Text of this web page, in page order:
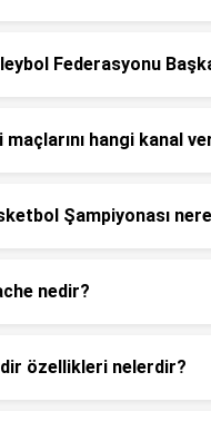
Federasyonu
maçlarını hangi kanal
Şampiyonası
nedir?
özellikleri nelerdir?